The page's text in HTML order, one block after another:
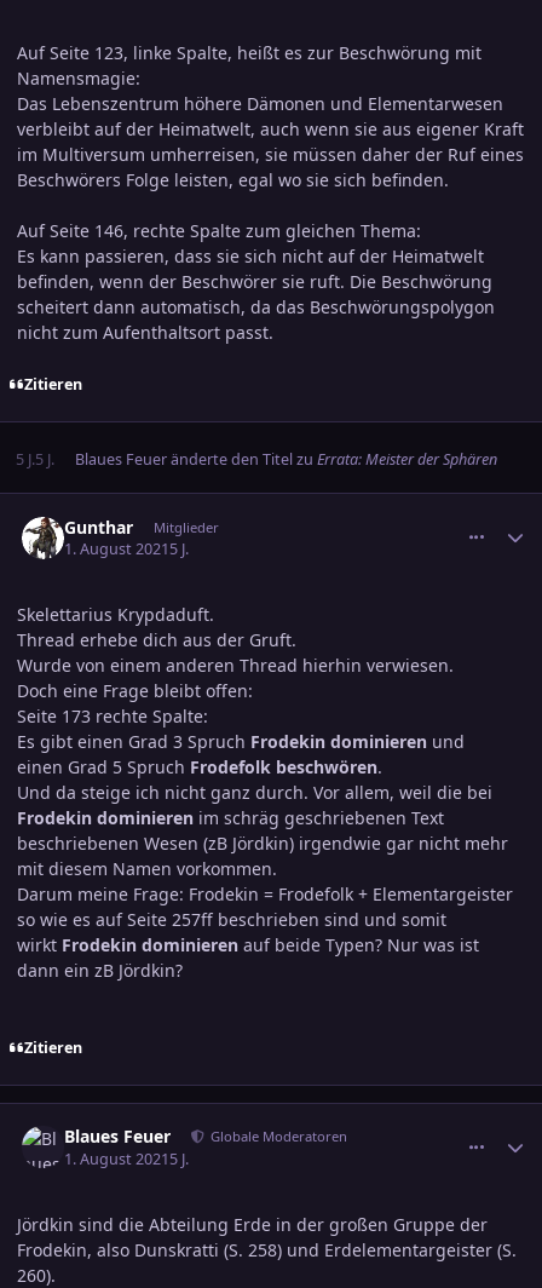
Auf Seite 123, linke Spalte, heißt es zur Beschwörung mit
Namensmagie:
Das Lebenszentrum höhere Dämonen und Elementarwesen
verbleibt auf der Heimatwelt, auch wenn sie aus eigener Kraft
im Multiversum umherreisen, sie müssen daher der Ruf eines
Beschwörers Folge leisten, egal wo sie sich befinden.
Auf Seite 146, rechte Spalte zum gleichen Thema:
Es kann passieren, dass sie sich nicht auf der Heimatwelt
befinden, wenn der Beschwörer sie ruft. Die Beschwörung
scheitert dann automatisch, da das Beschwörungspolygon
nicht zum Aufenthaltsort passt.
Zitieren
5 J.5 J. Blaues Feueränderte den Titel zu Errata: Meister der Sphären
Gunthar Mitglieder
1. August 20215 J.
Skelettarius Krypdaduft.
Thread erhebe dich aus der Gruft.
Wurde von einem anderen Thread hierhin verwiesen.
Doch eine Frage bleibt offen:
Seite 173 rechte Spalte:
Es gibt einen Grad 3 Spruch Frodekin dominieren und
einen Grad 5 Spruch Frodefolk beschwören.
Und da steige ich nicht ganz durch. Vor allem, weil die bei
Frodekin dominieren im schräg geschriebenen Text
beschriebenen Wesen (zB Jördkin) irgendwie gar nicht mehr
mit diesem Namen vorkommen.
Darum meine Frage: Frodekin = Frodefolk + Elementargeister
so wie es auf Seite 257ff beschrieben sind und somit
wirkt Frodekin dominieren auf beide Typen? Nur was ist
dann ein zB Jördkin?
Zitieren
Blaues Feuer Globale Moderatoren
1. August 20215 J.
Jördkin sind die Abteilung Erde in der großen Gruppe der
Frodekin, also Dunskratti (S. 258) und Erdelementargeister (S.
260).